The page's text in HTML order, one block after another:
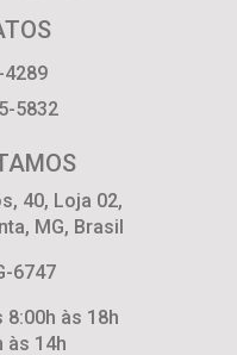
5832
, 40, Loja 02,
, MG, Brasil
6747